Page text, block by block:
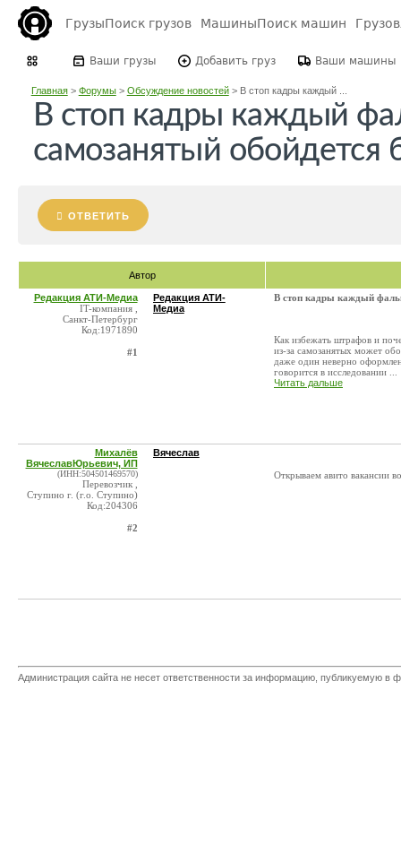
ГрузыПоиск грузов МашиныПоиск машин
Ваши грузы Добавить груз Ваши машины
Главная> Форумы> Обсуждение новостей> В стоп кадры каждый ...
В стоп кадры каждый
самозанятый обойдется
ОТВЕТИТЬ
Автор
Редакция АТИ-Медиа
IT-компания ,
Санкт-Петербург
Код:1971890
#1
Редакция АТИ-
Медиа
В стоп кадры каждый
Как избежать штрафов и
из-за самозанятых может
даже один неверно
говорится в исследовании ...
Читать дальше
Михалёв
ВячеславЮрьевич, ИП
(ИНН:504501469570)
Перевозчик ,
Ступино г. (г.о. Ступино)
Код:204306
#2
Вячеслав
Открываем авито вакансии
Администрация сайта не несет ответственности за информацию, публикуемую